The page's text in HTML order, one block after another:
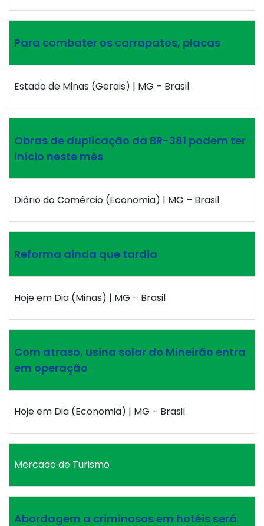
Para combater os carrapatos, placas
Estado de Minas (Gerais) | MG – Brasil
Obras de duplicação da BR-381 podem ter
início neste mês
Diário do Comércio (Economia) | MG – Brasil
Reforma ainda que tardia
Hoje em Dia (Minas) | MG – Brasil
Com atraso, usina solar do Mineirão entra
em operação
Hoje em Dia (Economia) | MG – Brasil
Mercado de Turismo
Abordagem a criminosos em hotéis será